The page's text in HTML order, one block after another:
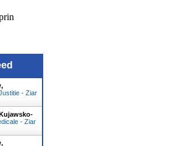
- Ziar
- Ziar